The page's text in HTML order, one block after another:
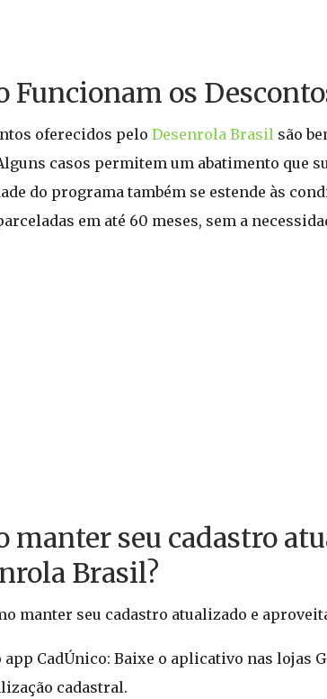
Funcionam os
oferecidos pelo Desenrola Brasil são
casos permitem um abatimento que
do programa também se estende às
em até 60 meses, sem a
manter seu cadastro
Brasil?
manter seu cadastro atualizado e
app CadÚnico: Baixe o aplicativo nas lojas
cadastral.